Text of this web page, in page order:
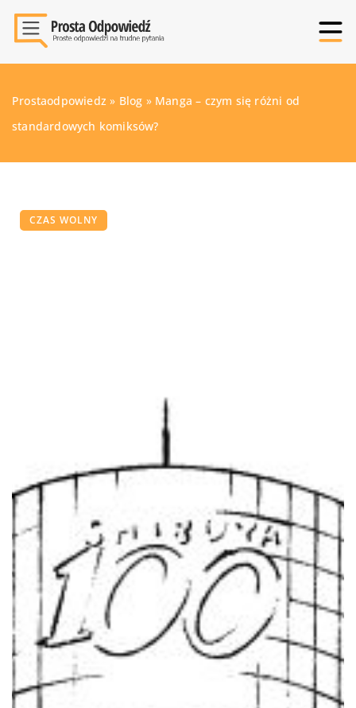
Prostaodpowiedz » Blog » Manga – czym się różni od
standardowych komiksów?
CZAS WOLNY